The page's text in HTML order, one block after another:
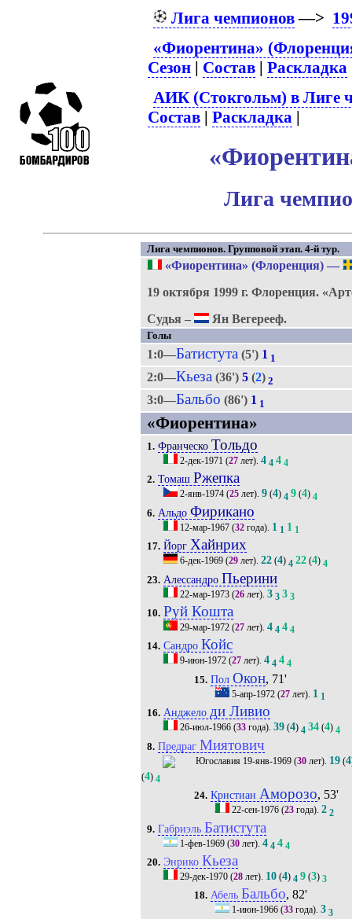
Лига чемпионов—>
«Фиорентина»
Сезон | Состав |Раскладка
АИК (Стокгольм) в Лиге
Состав |Раскладка |
Лига
Лига чемпионов. Групповой этап. 4-й тур.
«Фиорентина» (Флоренция)—
19 октября 1999 г. Флоренция.
Судья –
Ян Вегерееф.
Голы
1:0—Батистута (5') 1 1
2:0—Кьеза (36') 5(2) 2
3:0—Бальбо (86') 1 1
«Фиорентина»
1. Франческо Тольдо
2-дек-1971 (27лет). 4 4 4 4
2. Томаш Ржепка
2-янв-1974(25лет). 9(4) 4 9(4) 4
6. Альдо Фирикано
12-мар-1967(32года). 1 1 1 1
17. Йорг Хайнрих
6-дек-1969(29лет). 22(4) 4 22(4) 4
23. Алессандро Пьерини
22-мар-1973(26лет). 3 3 3 3
10. Руй Кошта
29-мар-1972(27лет). 4 4 4 4
14. Сандро Койс
9-июн-1972(27лет). 4 4 4 4
15. Пол Окон, 71'
5-апр-1972 (27 лет). 1 1
16. Анджело ди Ливио
26-июл-1966(33года). 39(4) 4 34(4) 4
8. Предраг Миятович
19-янв-1969 (30 лет). 19 (4
(4) 4
24. Кристиан Аморозо, 53'
22-сен-1976 (23 года).2 2
9. Габриэль Батистута
1-фев-1969(30лет). 4 4 4 4
20. Энрико Кьеза
29-дек-1970(28лет). 10(4) 4 9(3) 3
18. Абель Бальбо, 82'
1-июн-1966 (33 года).3 3